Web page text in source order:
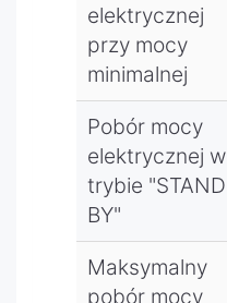
elektrycznej
przy mocy
minimalnej
Pobór mocy
elektrycznej w
trybie "STAND
BY"
Maksymalny
pobór mocy